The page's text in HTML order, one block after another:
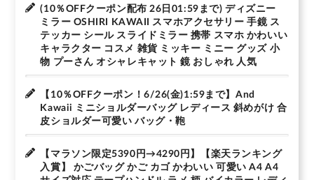
(10％OFFクーポン配布 26日01:59まで) ディズニー
ミラー OSHIRI KAWAII スマホアクセサリー 手鏡 ス
テッカー シール スライドミラー 携帯 スマホ かわいい
キャラクター コスメ 雑貨 ミッキー ミニー グッズ 小
物 プーさん オシャレキャット 鏡 おしゃれ 人気
【10％OFFクーポン！6/26(金)1:59まで】And
Kawaii ミニショルダーバッグ レディース 斜めがけ 合
皮ショルダー可愛い バッグ・鞄
【マラソン限定5390円→4290円】【楽天ランキング
入賞】 かごバッグ かご カゴ かわいい 可愛い A4 A4